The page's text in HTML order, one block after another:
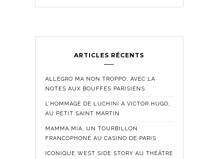
ARTICLES RÉCENTS
ALLEGRO MA NON TROPPO, AVEC LA
NOTES AUX BOUFFES PARISIENS
L’HOMMAGE DE LUCHINI À VICTOR HUGO,
AU PETIT SAINT MARTIN
MAMMA MIA, UN TOURBILLON
FRANCOPHONE AU CASINO DE PARIS
ICONIQUE WEST SIDE STORY AU THÉÂTRE